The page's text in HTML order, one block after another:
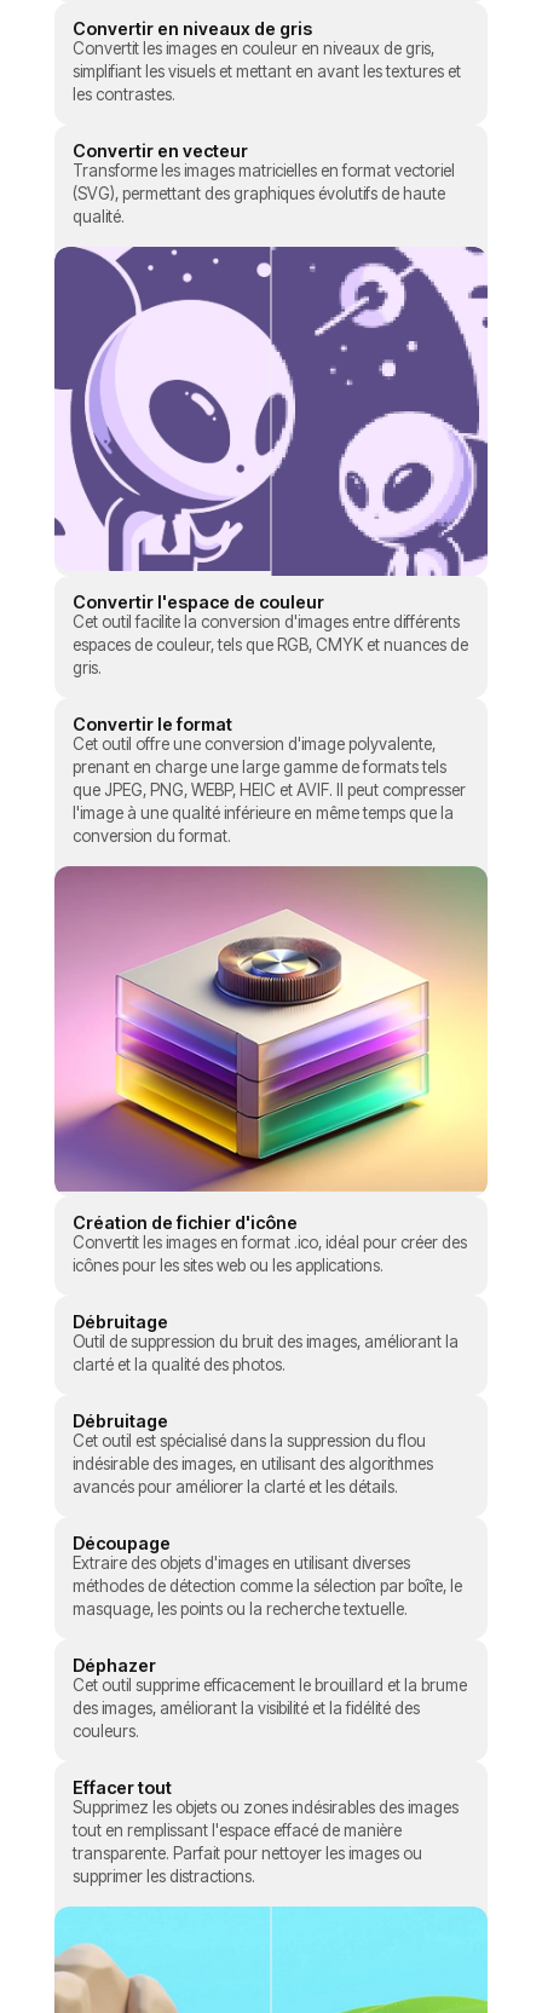
Convertir en niveaux de gris
Convertit les images en couleur en niveaux de gris,
simplifiant les visuels et mettant en avant les textures et
les contrastes.
Convertir en vecteur
Transforme les images matricielles en format vectoriel
(SVG), permettant des graphiques évolutifs de haute
qualité.
Convertir l'espace de couleur
Cet outil facilite la conversion d'images entre différents
espaces de couleur, tels que RGB, CMYK et nuances de
gris.
Convertir le format
Cet outil offre une conversion d'image polyvalente,
prenant en charge une large gamme de formats tels
que JPEG, PNG, WEBP, HEIC et AVIF. Il peut compresser
l'image à une qualité inférieure en même temps que la
conversion du format.
Création de fichier d'icône
Convertit les images en format .ico, idéal pour créer des
icônes pour les sites web ou les applications.
Débruitage
Outil de suppression du bruit des images, améliorant la
clarté et la qualité des photos.
Débruitage
Cet outil est spécialisé dans la suppression du flou
indésirable des images, en utilisant des algorithmes
avancés pour améliorer la clarté et les détails.
Découpage
Extraire des objets d'images en utilisant diverses
méthodes de détection comme la sélection par boîte, le
masquage, les points ou la recherche textuelle.
Déphazer
Cet outil supprime efficacement le brouillard et la brume
des images, améliorant la visibilité et la fidélité des
couleurs.
Effacer tout
Supprimez les objets ou zones indésirables des images
tout en remplissant l'espace effacé de manière
transparente. Parfait pour nettoyer les images ou
supprimer les distractions.